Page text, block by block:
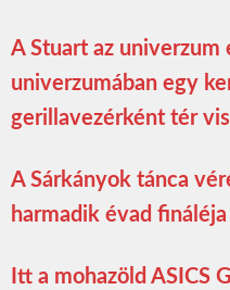
A Stuart az
univerzumában egy
gerillavezérként tér
A Sárkányok tánca
harmadik évad fináléja
Itt a mohazöld ASICS